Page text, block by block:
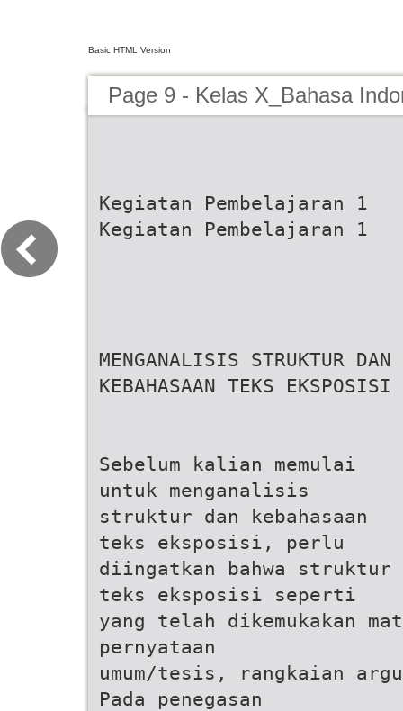
Basic HTML Version
Page 9 - Kelas X_Bahasa
Kegiatan Pembelajaran 1
Kegiatan Pembelajaran 1
MENGANALISIS STRUKTUR DAN
KEBAHASAAN TEKS EKSPOSISI
Sebelum kalian memulai
untuk menganalisis
struktur dan kebahasaan
teks eksposisi, perlu
diingatkan bahwa struktur
teks eksposisi seperti
yang telah dikemukakan
pernyataan
umum/tesis, rangkaian
Pada penegasan